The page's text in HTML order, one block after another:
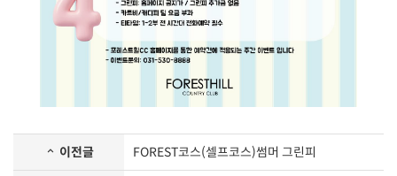
이전글 FOREST코스(셀프코스)썸머 그린피